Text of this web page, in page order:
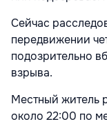
Сейчас
передвижении
подозрительно
взрыва.
Местный житель
около 22:00 по